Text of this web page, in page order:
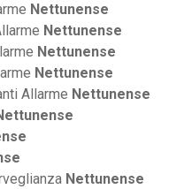
Nettunense
Nettunense
Nettunense
Nettunense
Allarme Nettunense
Nettunense